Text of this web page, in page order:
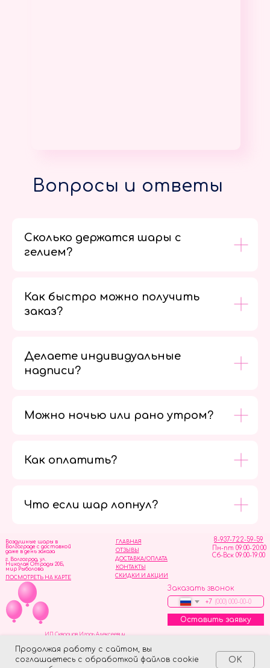
Продолжая работу с сайтом, вы
соглашаетесь с обработкой файлов cookie
OK
Вопросы и ответы
Сколько держатся шары с
гелием?
Как быстро можно получить
заказ?
Делаете индивидуальные
надписи?
Можно ночью или рано утром?
Как оплатить?
Что если шар лопнул?
ОТЗЫВЫ
ГЛАВНАЯ
ДОСТАВКА/ОПЛАТА
СКИДКИ И АКЦИИ
КОНТАКТЫ
8-937-722-59-59
Пн-пт 09:00-20:00
Сб-Вск 09:00-19:00
Воздушные шары в
Волгограде с доставкой
даже в день заказа
Заказать звонок
+7
Оставить заявку
г. Волгоград, ул.
Николая Отрады 20Б,
мир Рыболова
ПОСМОТРЕТЬ НА КАРТЕ
ИП Скворцов Игорь Алексеевич
Made on Tilda